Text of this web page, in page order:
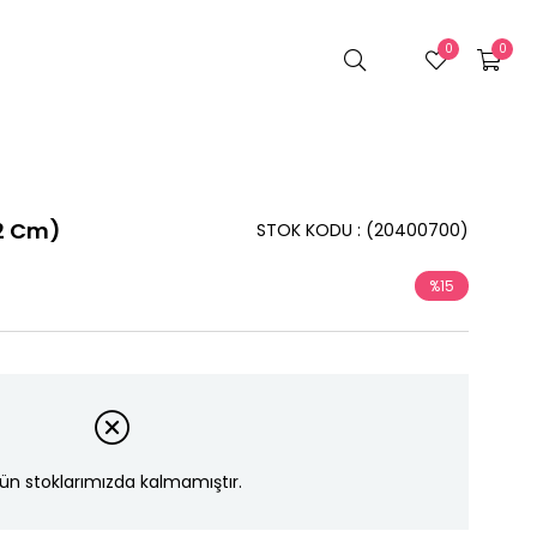
0
0
Cm) (20400700)
STOK KODU
%15
stoklarımızda kalmamıştır.